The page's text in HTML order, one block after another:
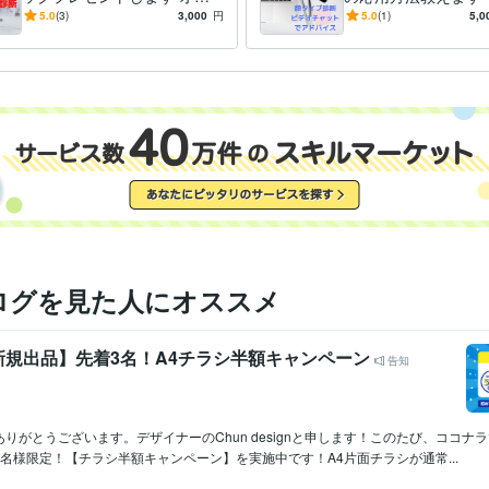
プン記念価格！5月末まで6,0
5.0(3) 3,000 円
ション診断を受けて
5.0(1)
を見た人にオススメ
出品】先着3名！A4チラシ半額キャンペーン 告知
りがとうございます。デザイナーのChun designと申します！このたび、ココナ
様限定！【チラシ半額キャンペーン】を実施中です！A4片面チラシが通常...